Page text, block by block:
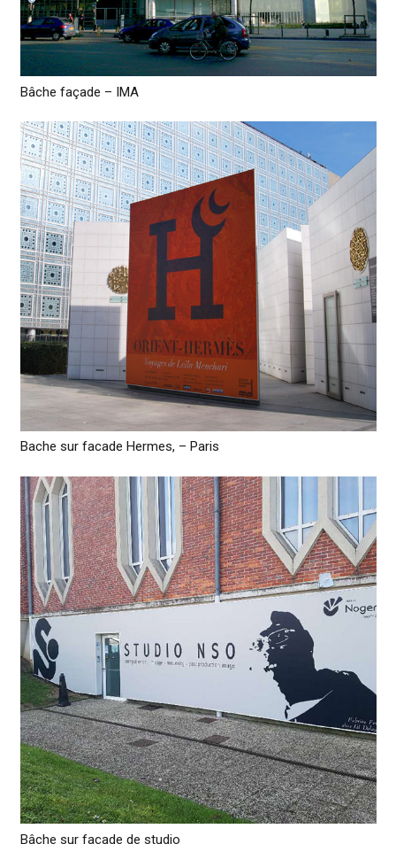
Bâche façade – IMA
Bache sur facade Hermes, – Paris
Bâche sur façade de studio